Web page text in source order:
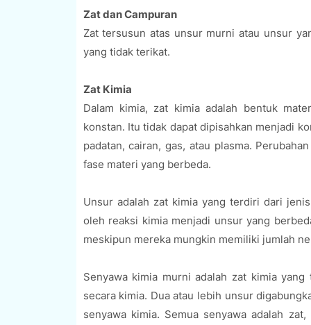
Zat dan Campuran
Zat tersusun atas unsur murni atau unsur
yang tidak terikat.
Zat Kimia
Dalam kimia, zat kimia adalah bentuk
konstan. Itu tidak dapat dipisahkan menjadi
padatan, cairan, gas, atau plasma.
fase materi yang berbeda.
Unsur adalah zat kimia yang terdiri dari
oleh reaksi kimia menjadi unsur yang
meskipun mereka mungkin memiliki jumlah
Senyawa kimia murni adalah zat kimia
secara kimia. Dua atau lebih unsur
senyawa kimia. Semua senyawa adalah